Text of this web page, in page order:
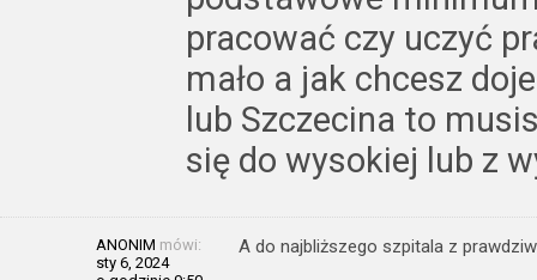
pracować czy uczyć
mało a jak chcesz
lub Szczecina to
się do wysokiej lub z
ANONIM mówi:
sty 6, 2024
A do najbliższego szpitala z